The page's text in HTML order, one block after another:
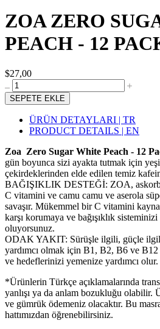
ZOA ZERO
PEACH - 12
$27,00
SEPETE EKLE
ÜRÜN DETAYLARI | TR
PRODUCT DETAILS | EN
Zoa Zero Sugar White Peach - 12
gün boyunca sizi ayakta tutmak için
çekirdeklerinden elde edilen temiz
BAĞIŞIKLIK DESTEĞİ: ZOA, askorbik
C vitamini ve camu camu ve aserola
savaşır. Mükemmel bir C vitamini
karşı korumaya ve bağışıklık
oluyorsunuz.
ODAK YAKIT: Sürüşle ilgili, güçle
yardımcı olmak için B1, B2, B6 ve
ve hedeflerinizi yemenize yardımcı olur.
*Ürünlerin Türkçe açıklamalarında
yanlışı ya da anlam bozukluğu olabilir.
ve gümrük ödemeniz olacaktır. Bu
hattımızdan öğrenebilirsiniz.